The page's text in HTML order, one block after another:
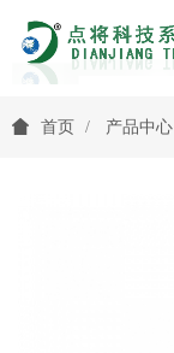
首页 产品中心